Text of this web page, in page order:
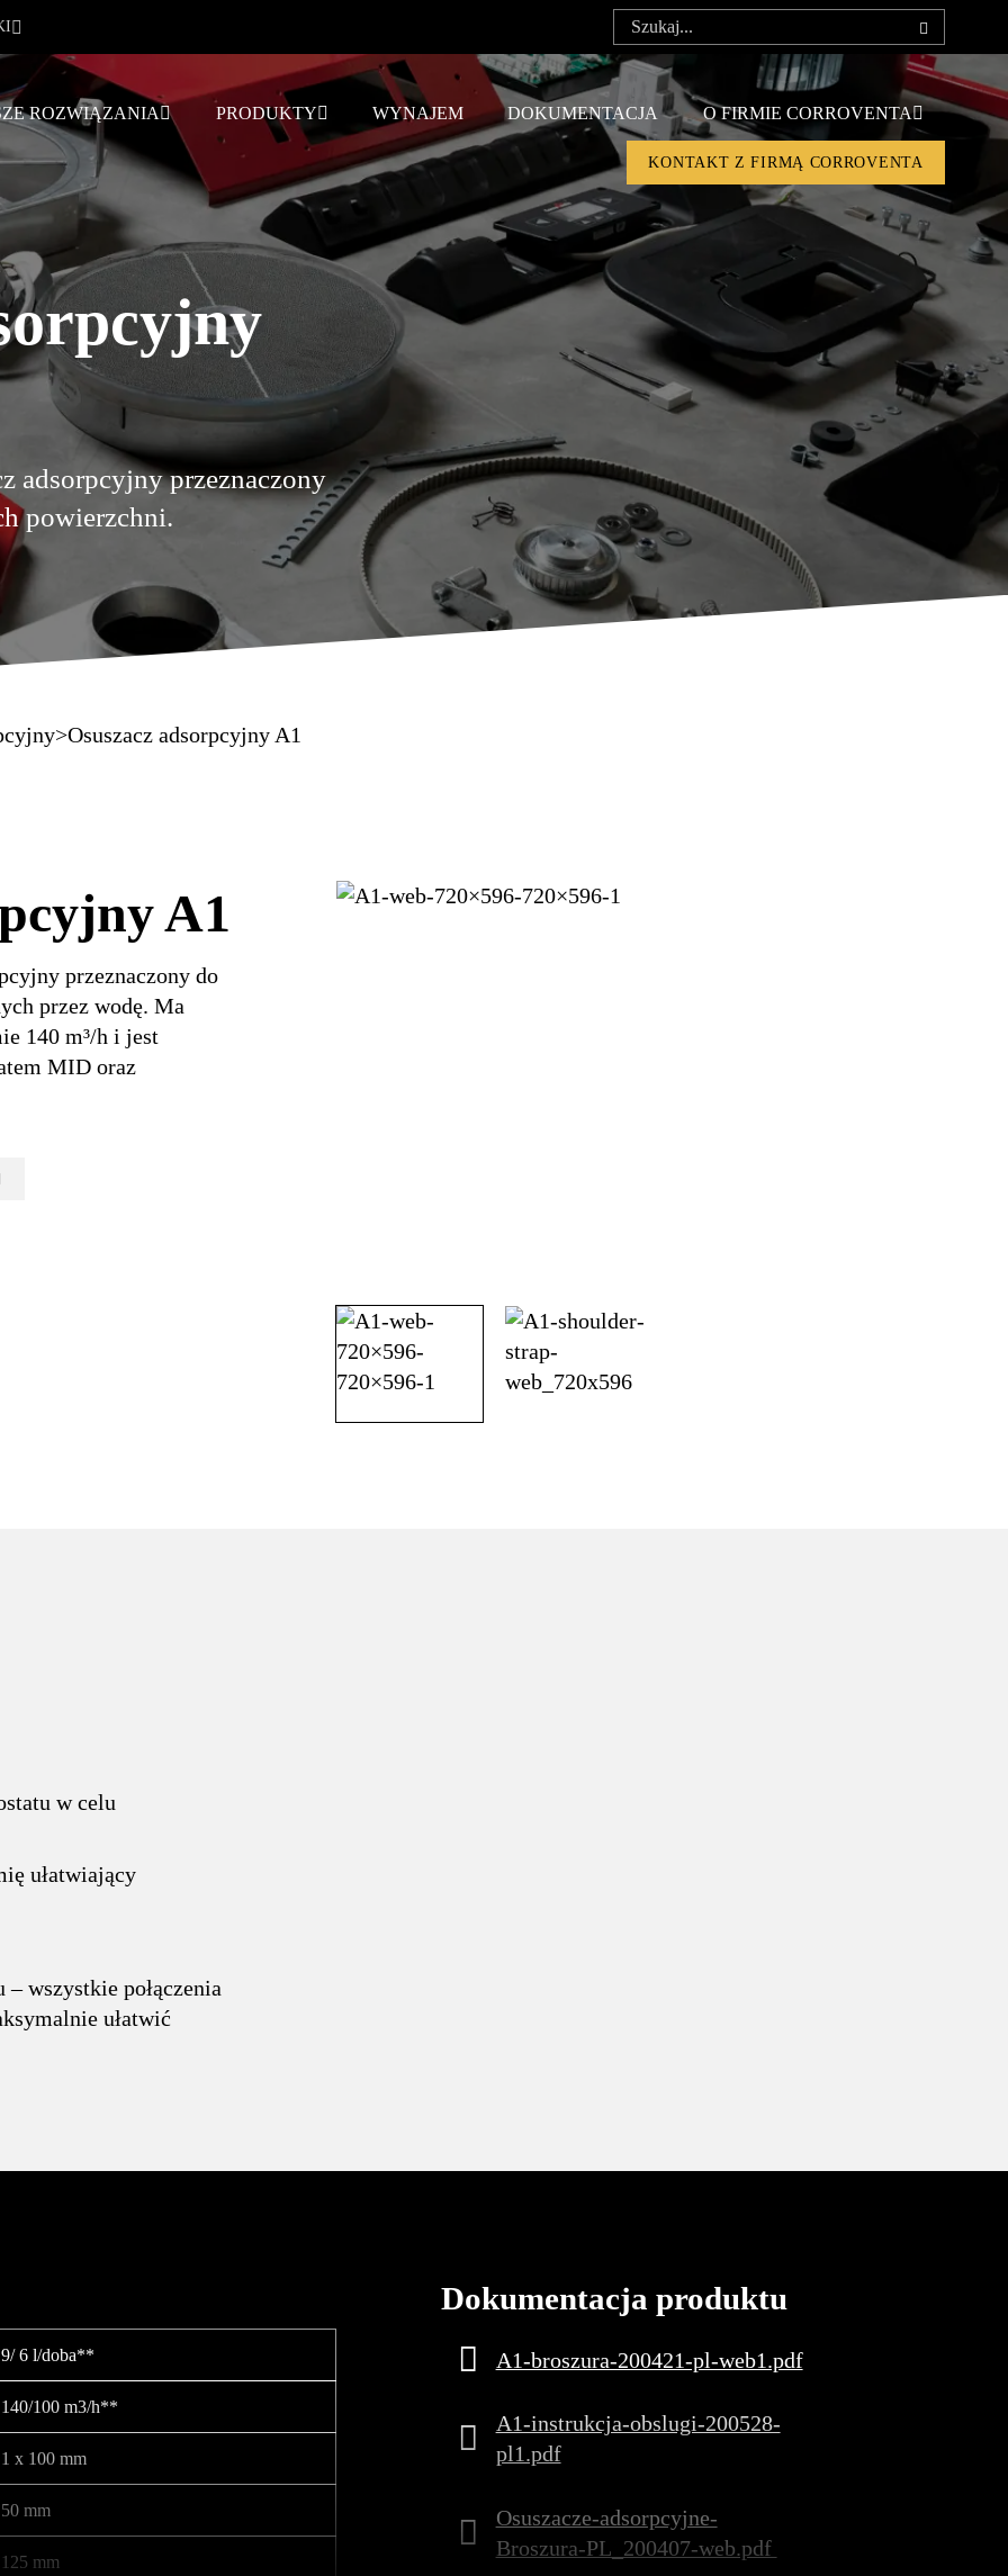
ROZWIĄZANIA PRODUKTY WYNAJEM DOKUMENTACJA O FIRMIE CORROVENTA
KONTAKT Z FIRMĄ CORROVENTA
adsorpcyjny przeznaczony
powierzchni.
>Osuszacz adsorpcyjny A1
A1
przeznaczony do
przez wodę. Ma
140 m³/h i jest
MID oraz
w celu
ułatwiający
wszystkie połączenia
ułatwić
9/ 6 l/doba**
140/100 m3/h**
1 x 100 mm
50 mm
125 mm
Dokumentacja produktu
A1-broszura-200421-pl-web1.pdf
A1-instrukcja-obslugi-200528-
pl1.pdf
Osuszacze-adsorpcyjne-
Broszura-PL_200407-web.pdf